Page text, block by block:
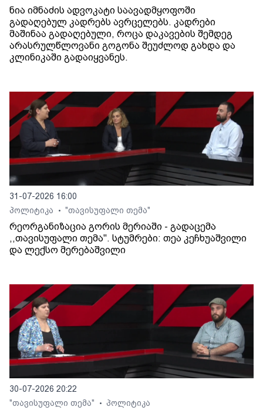
ნია იმნაძის ადვოკატი საავადმყოფოში
გადაღებულ კადრებს ავრცელებს. კადრები
მაშინაა გადაღებული, როცა დაკავების შემდეგ
არასრულწლოვანი გოგონა შეუძლოდ გახდა და
კლინიკაში გადაიყვანეს.
31-07-2026 16:00
პოლიტიკა
• "თავისუფალი თემა"
რეორგანიზაცია გორის მერიაში - გადაცემა
,,თავისუფალი თემა". სტუმრები: თეა კეჩხუაშვილი
და ლექსო მერებაშვილი
30-07-2026 20:22
"თავისუფალი თემა"
• პოლიტიკა